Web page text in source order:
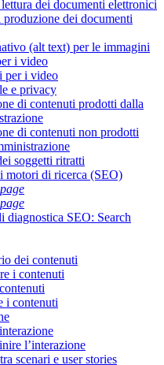
dei documenti elettronici
dei documenti
(alt text) per le immagini
i video
per i video
e privacy
di contenuti prodotti dalla
di contenuti non prodotti
soggetti ritratti
motori di ricerca (SEO)
diagnostica SEO: Search
dei contenuti
i contenuti
i contenuti
l’interazione
scenari e user stories